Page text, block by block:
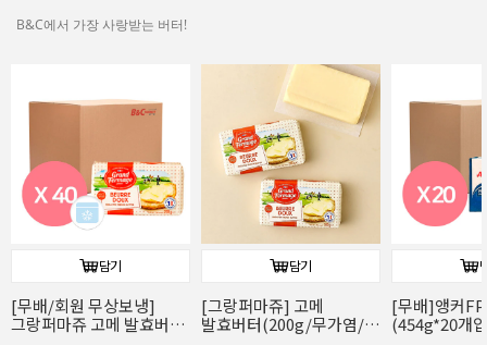
B&C에서 가장 사랑받는 버터!
담기
[무배]앵커FP 락틱버터
(454g*20개입/발효버터)
담기
앵커FP락틱버터(454g/
발효버터)
[엘르앤비르]
(500g*8개입)